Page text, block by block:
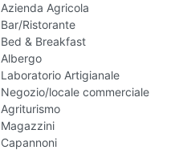
Azienda Agricola
Bar/Ristorante
Bed & Breakfast
Albergo
Laboratorio Artigianale
Negozio/locale commerciale
Agriturismo
Magazzini
Capannoni